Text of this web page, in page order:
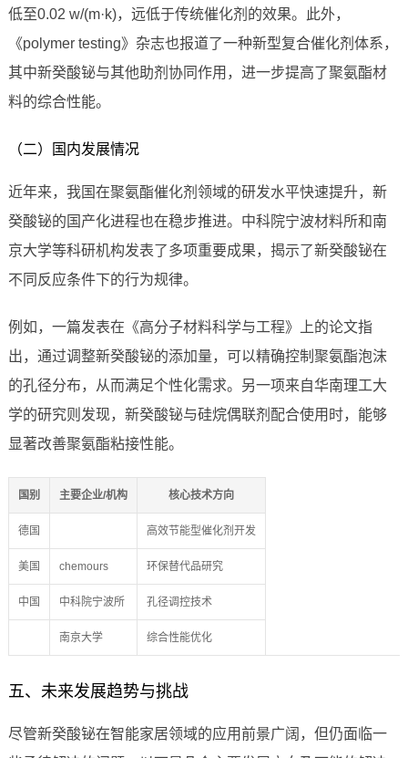
低至0.02 w/(m·k)，远低于传统催化剂的效果。此外，
《polymer testing》杂志也报道了一种新型复合催化剂体系，
其中新癸酸铋与其他助剂协同作用，进一步提高了聚氨酯材
料的综合性能。
（二）国内发展情况
近年来，我国在聚氨酯催化剂领域的研发水平快速提升，新
癸酸铋的国产化进程也在稳步推进。中科院宁波材料所和南
京大学等科研机构发表了多项重要成果，揭示了新癸酸铋在
不同反应条件下的行为规律。
例如，一篇发表在《高分子材料科学与工程》上的论文指
出，通过调整新癸酸铋的添加量，可以精确控制聚氨酯泡沫
的孔径分布，从而满足个性化需求。另一项来自华南理工大
学的研究则发现，新癸酸铋与硅烷偶联剂配合使用时，能够
显著改善聚氨酯粘接性能。
国别 主要企业/机构 核心技术方向
德国 高效节能型催化剂开发
美国 chemours 环保替代品研究
中国 中科院宁波所 孔径调控技术
南京大学 综合性能优化
五、未来发展趋势与挑战
尽管新癸酸铋在智能家居领域的应用前景广阔，但仍面临一